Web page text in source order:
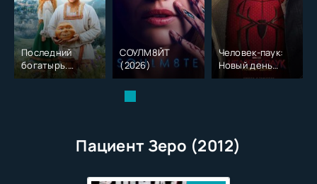
Последний
богатырь.
Колобок (2026)
СОУЛМ8ЙТ
(2026)
Человек-паук:
Новый день
(2026)
Пациент Зеро (2012)